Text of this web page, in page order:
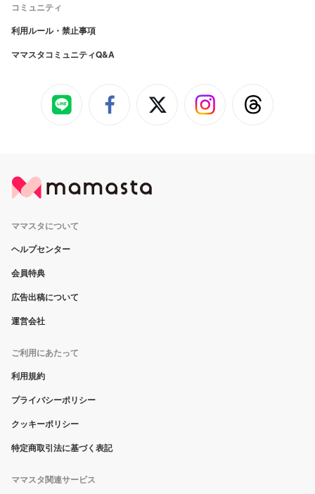
コミュニティ
利用ルール・禁止事項
ママスタコミュニティQ&A
ママスタについて
ヘルプセンター
会員特典
広告出稿について
運営会社
ご利用にあたって
利用規約
プライバシーポリシー
クッキーポリシー
特定商取引法に基づく表記
ママスタ関連サービス